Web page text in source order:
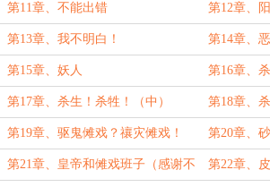
第11章、不能出错 第12章、
第13章、我不明白！ 第14章、
的打赏）
第15章、妖人 第16章、
第17章、杀生！杀牲！（中） 第18章、
第19章、驱鬼傩戏？禳灾傩戏！ 第20章、
第21章、皇帝和傩戏班子（感谢不 第22章、皮